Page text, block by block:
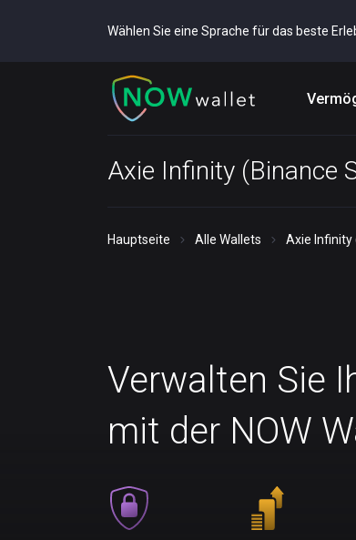
Wählen Sie eine Sprache für das beste
Axie Infinity (Binance
Hauptseite Alle Wallets Axie Infinity
Verwalten Sie
mit der NOW